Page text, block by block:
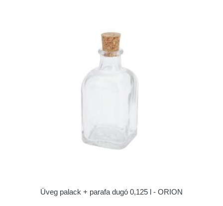
Üveg palack + parafa dugó 0,125 l - ORION